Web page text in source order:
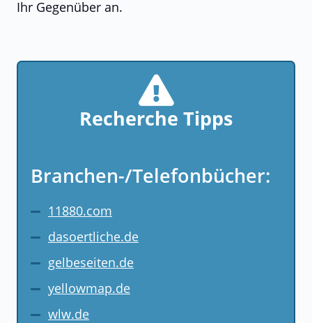
Ihr Gegenüber an.
Recherche Tipps
Branchen-/Telefonbücher:
11880.com
dasoertliche.de
gelbeseiten.de
yellowmap.de
wlw.de